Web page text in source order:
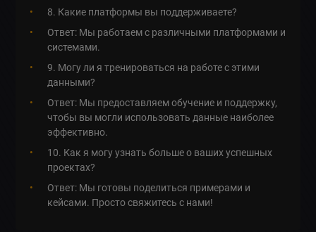
8. Какие платформы вы поддерживаете?
Ответ: Мы работаем с различными платформами и
системами.
9. Могу ли я тренироваться на работе с этими
данными?
Ответ: Мы предоставляем обучение и поддержку,
чтобы вы могли использовать данные наиболее
эффективно.
10. Как я могу узнать больше о ваших успешных
проектах?
Ответ: Мы готовы поделиться примерами и
кейсами. Просто свяжитесь с нами!